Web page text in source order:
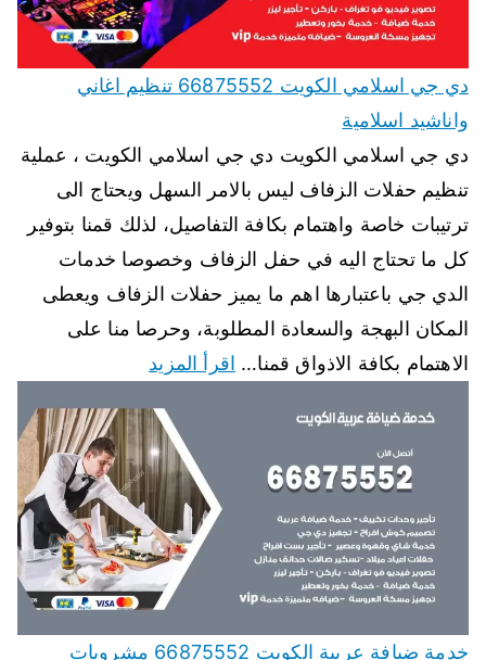
دي جي اسلامي الكويت 66875552 تنظيم اغاني
واناشيد اسلامية
دي جي اسلامي الكويت دي جي اسلامي الكويت ، عملية
تنظيم حفلات الزفاف ليس بالامر السهل ويحتاج الى
ترتيبات خاصة واهتمام بكافة التفاصيل، لذلك قمنا بتوفير
كل ما تحتاج اليه في حفل الزفاف وخصوصا خدمات
الدي جي باعتبارها اهم ما يميز حفلات الزفاف ويعطى
المكان البهجة والسعادة المطلوبة، وحرصا منا على
الاهتمام بكافة الاذواق قمنا… اقرأ المزيد
خدمة ضيافة عربية الكويت 66875552 مشروبات